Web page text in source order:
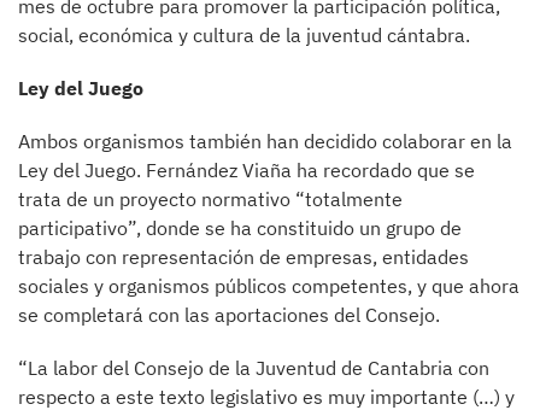
mes de octubre para promover la participación política,
social, económica y cultura de la juventud cántabra.
Ley del Juego
Ambos organismos también han decidido colaborar en la
Ley del Juego. Fernández Viaña ha recordado que se
trata de un proyecto normativo “totalmente
participativo”, donde se ha constituido un grupo de
trabajo con representación de empresas, entidades
sociales y organismos públicos competentes, y que ahora
se completará con las aportaciones del Consejo.
“La labor del Consejo de la Juventud de Cantabria con
respecto a este texto legislativo es muy importante (…) y